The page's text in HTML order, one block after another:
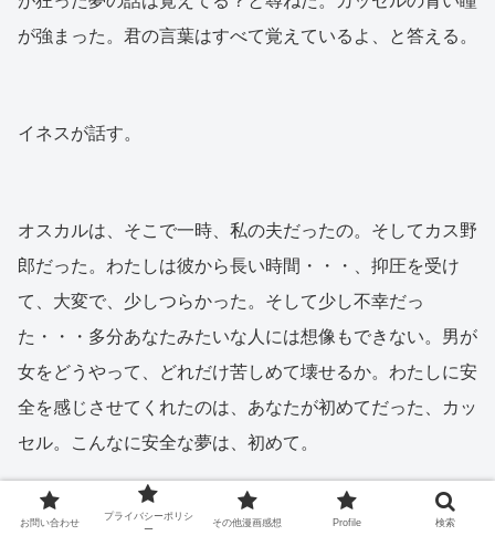
が強まった。君の言葉はすべて覚えているよ、と答える。
イネスが話す。
オスカルは、そこで一時、私の夫だったの。そしてカス野
郎だった。わたしは彼から長い時間・・・、抑圧を受け
て、大変で、少しつらかった。そして少し不幸だっ
た・・・多分あなたみたいな人には想像もできない。男が
女をどうやって、どれだけ苦しめて壊せるか。わたしに安
全を感じさせてくれたのは、あなたが初めてだった、カッ
セル。こんなに安全な夢は、初めて。
お問い合わせ
プライバシーポリシ
ー
その他漫画感想 Profile 検索